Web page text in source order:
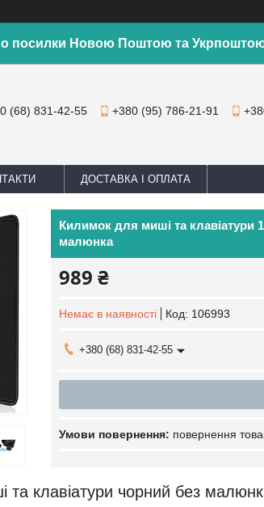
посилки Новою Поштою та
(68) 831-42-55 +380 (95) 786-21-91
ДОСТАВКА І ОПЛАТА
Килимок для миші та клавіатури
малюнка
989 ₴
Немає в наявності Код: 106993
+380 (68) 831-42-55
повернення
та клавіатури чорний без